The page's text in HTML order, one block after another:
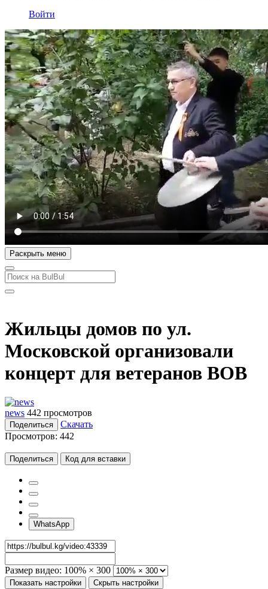
Войти
Раскрыть меню
Жильцы домов по ул.
Московской организовали
концерт для ветеранов ВОВ
news 442 просмотров
Поделиться
Скачать
Просмотров: 442
Поделиться Код для вставки
WhatsApp
Размер видео: 100% × 300
Показать настройки Скрыть настройки